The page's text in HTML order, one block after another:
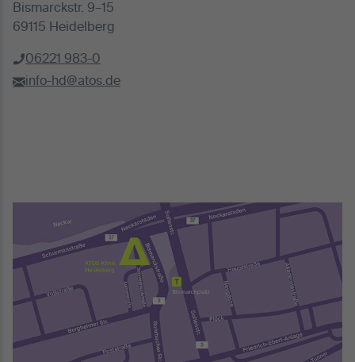
Bismarckstr. 9–15
69115 Heidelberg
06221 983-0
info-hd@atos.de